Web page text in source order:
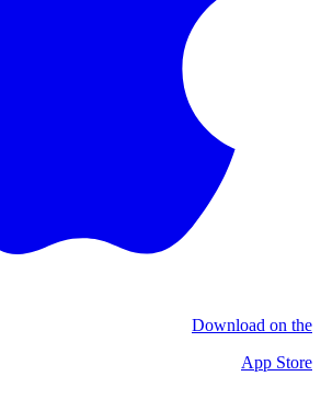
Download on the
App Store